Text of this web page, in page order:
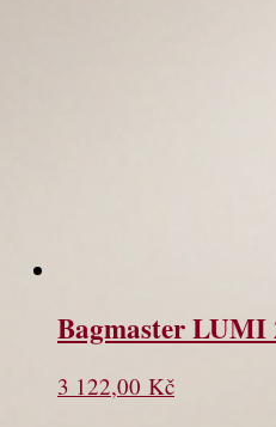
Bagmaster LUMI
3 122,00 Kč